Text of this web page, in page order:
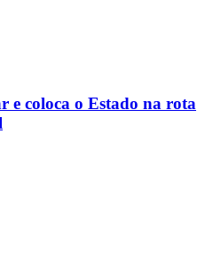
e coloca o Estado na rota